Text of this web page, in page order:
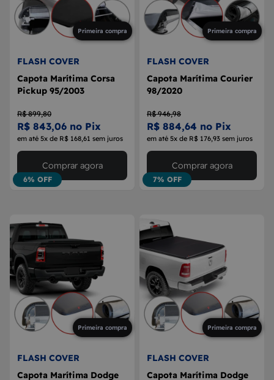
Primeira compra
FLASH COVER
Capota Marítima Corsa
Pickup 95/2003
R$ 899,80
R$ 843,06 no Pix
em até 5x de R$ 168,61 sem juros
6% OFF
Comprar agora
Primeira compra
FLASH COVER
Capota Marítima Courier
98/2020
R$ 946,98
R$ 884,64 no Pix
em até 5x de R$ 176,93 sem juros
7% OFF
Comprar agora
Primeira compra
FLASH COVER
Capota Marítima Dodge
Primeira compra
FLASH COVER
Capota Marítima Dodge